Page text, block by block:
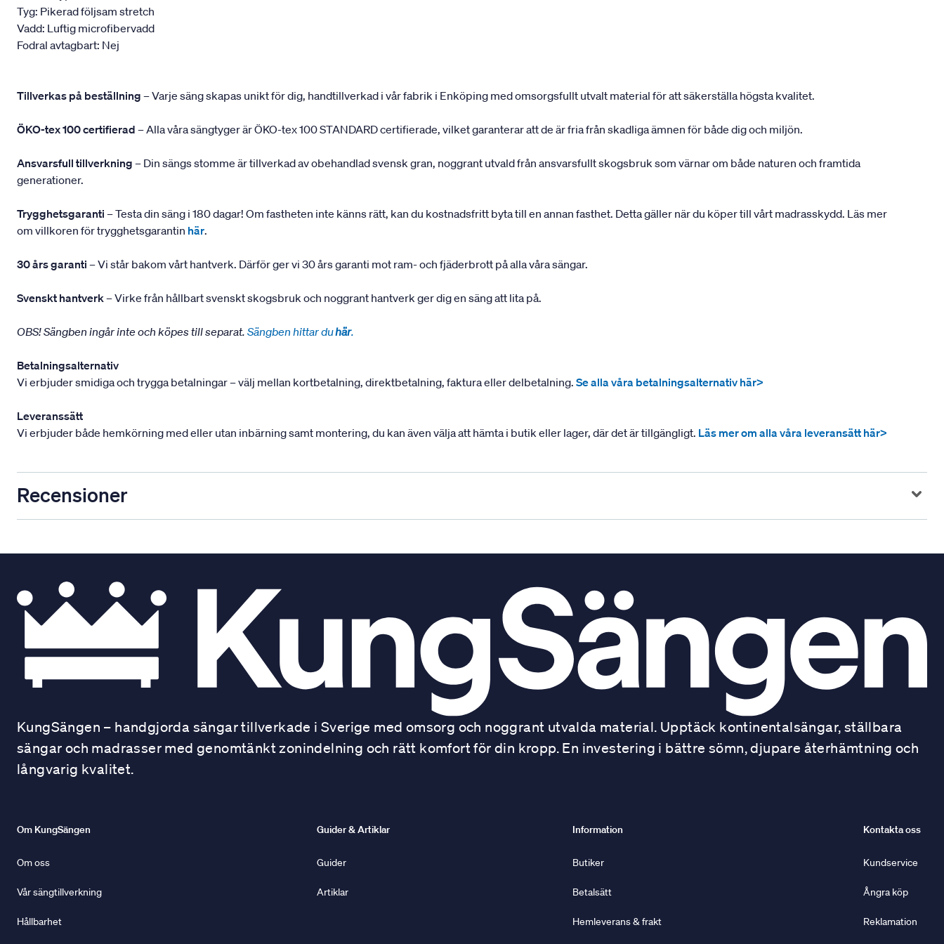
Tyg: Pikerad följsam stretch
Vadd: Luftig microfibervadd
Fodral avtagbart: Nej
Tillverkas på beställning – Varje säng skapas unikt för dig, handtillverkad i vår fabrik i Enköping med omsorgsfullt utvalt material för att säkerställa högsta kvalitet.
ÖKO-tex 100 certifierad – Alla våra sängtyger är ÖKO-tex 100 STANDARD certifierade, vilket garanterar att de är fria från skadliga ämnen för både dig och miljön.
Ansvarsfull tillverkning – Din sängs stomme är tillverkad av obehandlad svensk gran, noggrant utvald från ansvarsfullt skogsbruk som värnar om både naturen och framtida
generationer.
Trygghetsgaranti – Testa din säng i 180 dagar! Om fastheten inte känns rätt, kan du kostnadsfritt byta till en annan fasthet. Detta gäller när du köper till vårt madrasskydd. Läs mer
om villkoren för trygghetsgarantin här.
30 års garanti – Vi står bakom vårt hantverk. Därför ger vi 30 års garanti mot ram- och fjäderbrott på alla våra sängar.
Svenskt hantverk– Virke från hållbart svenskt skogsbruk och noggrant hantverk ger dig en säng att lita på.
OBS! Sängben ingår inte och köpes till separat. Sängben hittar duhär.
Betalningsalternativ
Vi erbjuder smidiga och trygga betalningar – välj mellan kortbetalning, direktbetalning, faktura eller delbetalning. Se alla våra betalningsalternativ här>
Leveranssätt
Vi erbjuder både hemkörning med eller utan inbärning samt montering, du kan även välja att hämta i butik eller lager, där det är tillgängligt. Läs mer om alla våra leveransätt här>
Recensioner
KungSängen – handgjorda sängar tillverkade i Sverige med omsorg och noggrant utvalda material. Upptäck kontinentalsängar, ställbara
sängar och madrasser med genomtänkt zonindelning och rätt komfort för din kropp. En investering i bättre sömn, djupare återhämtning och
långvarig kvalitet.
Om KungSängen
Om oss
Vår sängtillverkning
Hållbarhet
Guider & Artiklar
Guider
Artiklar
Information
Butiker
Betalsätt
Hemleverans & frakt
Kontakta oss
Kundservice
Ångra köp
Reklamation